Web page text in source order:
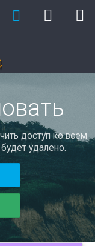
доступ ко всем
удалено.